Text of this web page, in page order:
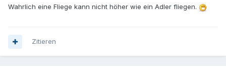
Wahrlich eine Fliege kann nicht höher wie ein Adler fliegen.
Zitieren